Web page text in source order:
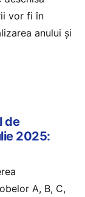
vor fi în
anului și
de
2025:
A, B, C,